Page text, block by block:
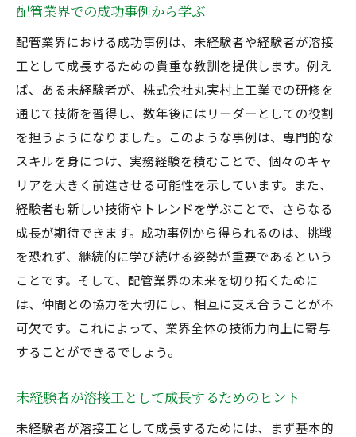
配管業界での成功事例から学ぶ
配管業界における成功事例は、未経験者や経験者が溶接
工として成長するための貴重な教訓を提供します。例え
ば、ある未経験者が、株式会社丸実村上工業での研修を
通じて技術を習得し、数年後にはリーダーとしての役割
を担うようになりました。このような事例は、専門的な
スキルを身につけ、実務経験を積むことで、個々のキャ
リアを大きく前進させる可能性を示しています。また、
経験者も新しい技術やトレンドを学ぶことで、さらなる
成長が期待できます。成功事例から得られるのは、挑戦
を恐れず、継続的に学び続ける姿勢が重要であるという
ことです。そして、配管業界の未来を切り拓くために
は、仲間との協力を大切にし、相互に支え合うことが不
可欠です。これによって、業界全体の技術力向上に寄与
することができるでしょう。
未経験者が溶接工として成長するためのヒント
未経験者が溶接工として成長するためには、まず基本的